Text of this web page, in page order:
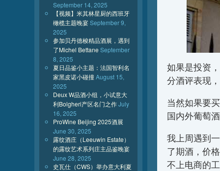
如果是投资
分酒评表现
当然如果要
国内外葡萄
我上周遇到
了期酒，价
不上电商的
September 14, 2025
【视频】米其林星厨的西班牙
橄榄主题晚宴September 9,
2025
参加贝丹德梭精品酒展，遇到
了Michel Bettane September
8, 2025
夏日品鉴小主题：法国智利名
家黑皮诺小碰撞August 15,
2025
Deux W品酒小组，小试意大
利Bolgheri产区名门之作July
16, 2025
ProWine Beijing 2025酒展
June 30, 2025
露纹酒庄（Leeuwin Estate）
的露纹艺术系列庄主品鉴晚宴
June 28, 2025
史瓦仕（CWS）举办意大利夏